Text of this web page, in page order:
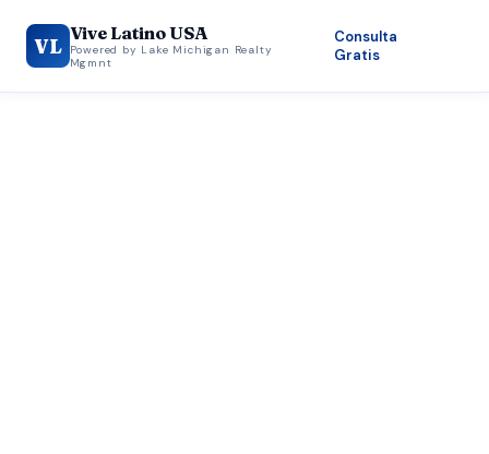
VL
Vive Latino USA
Powered by Lake Michigan Realty
Mgmnt
Consulta
Gratis